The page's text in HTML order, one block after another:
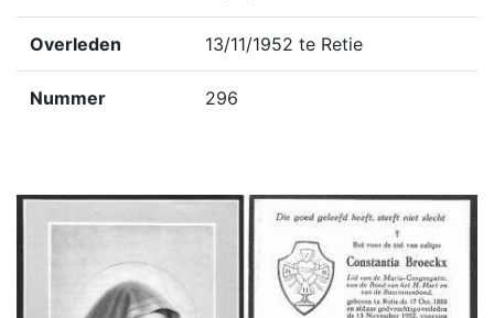
Overleden 13/11/1952 te Retie
Nummer 296